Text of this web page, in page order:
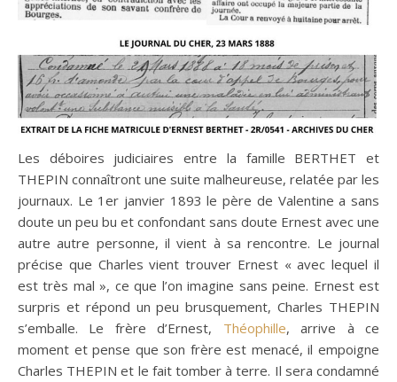
Les déboires judiciaires entre la famille BERTHET et
THEPIN connaîtront une suite malheureuse, relatée par les
journaux. Le 1er janvier 1893 le père de Valentine a sans
doute un peu bu et confondant sans doute Ernest avec une
autre autre personne, il vient à sa rencontre. Le journal
précise que Charles vient trouver Ernest « avec lequel il
est très mal », ce que l’on imagine sans peine. Ernest est
surpris et répond un peu brusquement, Charles THEPIN
s’emballe. Le frère d’Ernest, Théophille, arrive à ce
moment et pense que son frère est menacé, il empoigne
Charles THEPIN et le fait tomber à terre. Il sera condamné